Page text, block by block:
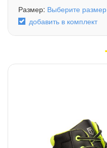
Размер: Выберите размер
добавить в комплект